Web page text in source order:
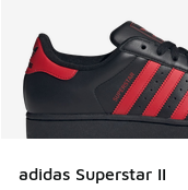
adidas Superstar II